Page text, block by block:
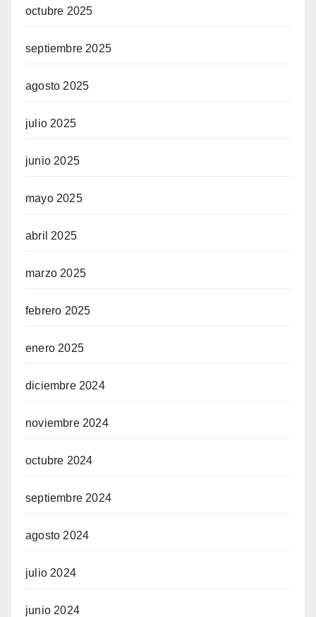
octubre 2025
septiembre 2025
agosto 2025
julio 2025
junio 2025
mayo 2025
abril 2025
marzo 2025
febrero 2025
enero 2025
diciembre 2024
noviembre 2024
octubre 2024
septiembre 2024
agosto 2024
julio 2024
junio 2024